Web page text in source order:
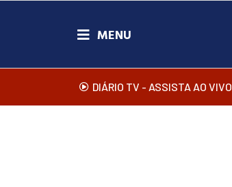
DIÁRIO TV - ASSISTA AO VIVO